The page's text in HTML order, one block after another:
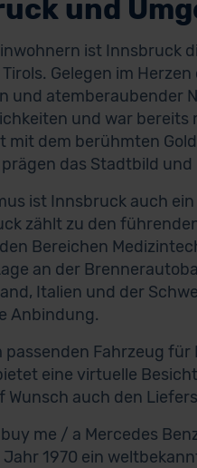
und
ist Innsbruck
Gelegen im
und atemberaubender
und war
dem berühmten
das Stadtbild
ist Innsbruck auch
zählt zu den
Bereichen
an der
Italien und der
Anbindung.
passenden Fahrzeug
eine virtuelle
auch den
buy me / a Mercedes
1970 ein